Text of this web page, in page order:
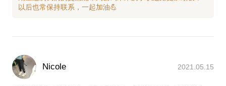
Nicole 2021.05.15